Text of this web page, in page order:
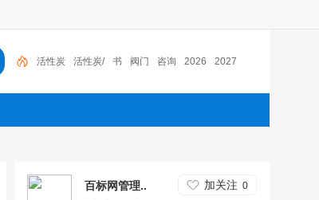
活性炭 活性炭/ 书 阀门 咨询 2026 2027
百标网管理.. 加关注 0